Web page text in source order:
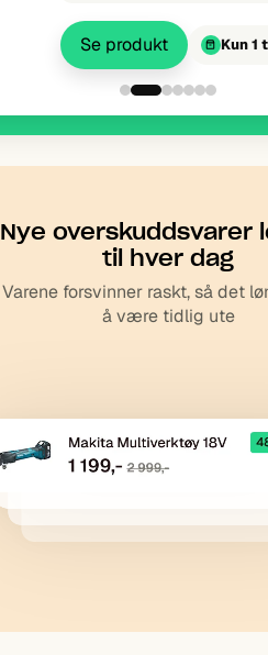
Se produkt Kun 4
Nye overskudds­varer
til hver dag
Varene forsvinner raskt, så det
å være tidlig ute